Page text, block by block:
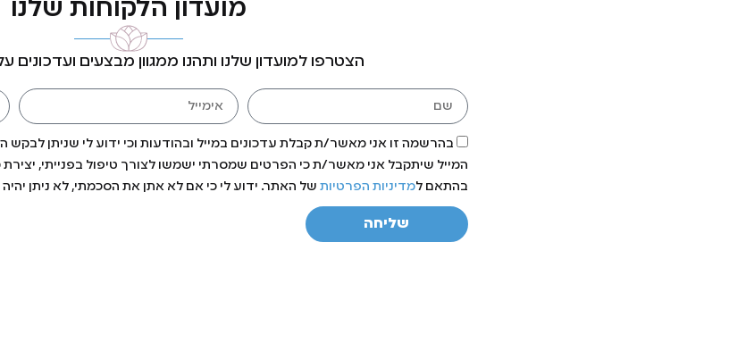
מועדון הלקוחות שלנו
הצטרפו למועדון שלנו ותהנו ממגוון מבצעים ועדכונים
בהרשמה זו אני מאשר/ת קבלת עדכונים במייל ובהודעות וכי ידוע לי שניתן
המייל שיתקבל אני מאשר/ת כי הפרטים שמסרתי ישמשו לצורך טיפול בפנייתי, יצירת
בהתאם למדיניות הפרטיות של האתר. ידוע לי כי אם לא אתן את הסכמתי, לא ניתן
שליחה